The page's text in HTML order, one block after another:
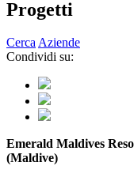
Progetti
CercaAziende
Condividi su:
Emerald Maldives
(Maldive)